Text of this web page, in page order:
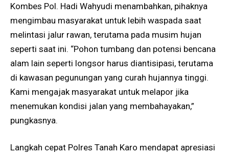
Kombes Pol. Hadi Wahyudi menambahkan, pihaknya
mengimbau masyarakat untuk lebih waspada saat
melintasi jalur rawan, terutama pada musim hujan
seperti saat ini. “Pohon tumbang dan potensi bencana
alam lain seperti longsor harus diantisipasi, terutama
di kawasan pegunungan yang curah hujannya tinggi.
Kami mengajak masyarakat untuk melapor jika
menemukan kondisi jalan yang membahayakan,”
pungkasnya.
Langkah cepat Polres Tanah Karo mendapat apresiasi